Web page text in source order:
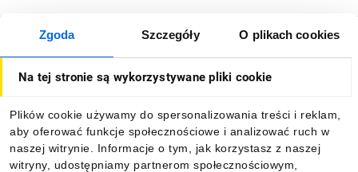
Zgoda Szczegóły O plikach cookies
Na tej stronie są wykorzystywane pliki cookie
Plików cookie używamy do spersonalizowania treści i reklam,
aby oferować funkcje społecznościowe i analizować ruch w
naszej witrynie. Informacje o tym, jak korzystasz z naszej
witryny, udostępniamy partnerom społecznościowym,
O firmie
Informacje